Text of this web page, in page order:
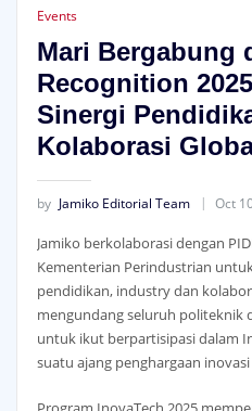
Events
Mari Bergabung
Recognition
Sinergi
Kolaborasi
by Jamiko Editorial Team Oct
Jamiko berkolaborasi dengan
Kementerian Perindustrian
pendidikan, industry dan
mengundang seluruh politeknik
untuk ikut berpartisipasi dalam
suatu ajang penghargaan